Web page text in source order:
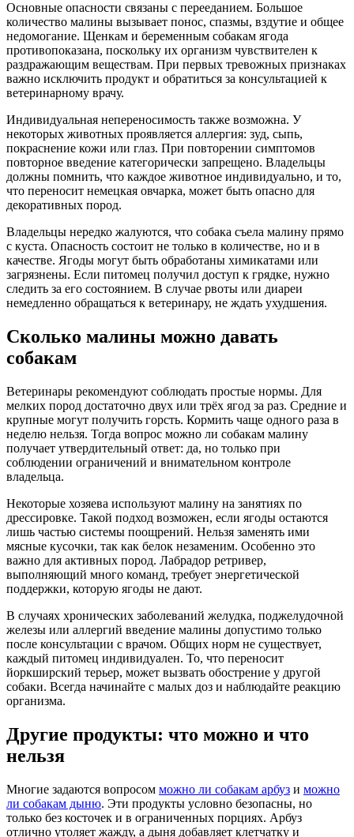
Основные опасности связаны с перееданием. Большое
количество малины вызывает понос, спазмы, вздутие и общее
недомогание. Щенкам и беременным собакам ягода
противопоказана, поскольку их организм чувствителен к
раздражающим веществам. При первых тревожных признаках
важно исключить продукт и обратиться за консультацией к
ветеринарному врачу.
Индивидуальная непереносимость также возможна. У
некоторых животных проявляется аллергия: зуд, сыпь,
покраснение кожи или глаз. При повторении симптомов
повторное введение категорически запрещено. Владельцы
должны помнить, что каждое животное индивидуально, и то,
что переносит немецкая овчарка, может быть опасно для
декоративных пород.
Владельцы нередко жалуются, что собака съела малину прямо
с куста. Опасность состоит не только в количестве, но и в
качестве. Ягоды могут быть обработаны химикатами или
загрязнены. Если питомец получил доступ к грядке, нужно
следить за его состоянием. В случае рвоты или диареи
немедленно обращаться к ветеринару, не ждать ухудшения.
Сколько малины можно давать
собакам
Ветеринары рекомендуют соблюдать простые нормы. Для
мелких пород достаточно двух или трёх ягод за раз. Средние и
крупные могут получить горсть. Кормить чаще одного раза в
неделю нельзя. Тогда вопрос можно ли собакам малину
получает утвердительный ответ: да, но только при
соблюдении ограничений и внимательном контроле
владельца.
Некоторые хозяева используют малину на занятиях по
дрессировке. Такой подход возможен, если ягоды остаются
лишь частью системы поощрений. Нельзя заменять ими
мясные кусочки, так как белок незаменим. Особенно это
важно для активных пород. Лабрадор ретривер,
выполняющий много команд, требует энергетической
поддержки, которую ягоды не дают.
В случаях хронических заболеваний желудка, поджелудочной
железы или аллергий введение малины допустимо только
после консультации с врачом. Общих норм не существует,
каждый питомец индивидуален. То, что переносит
йоркширский терьер, может вызвать обострение у другой
собаки. Всегда начинайте с малых доз и наблюдайте реакцию
организма.
Другие продукты: что можно и что
нельзя
Многие задаются вопросом можно ли собакам арбуз и можно
ли собакам дыню. Эти продукты условно безопасны, но
только без косточек и в ограниченных порциях. Арбуз
отлично утоляет жажду, а дыня добавляет клетчатку и